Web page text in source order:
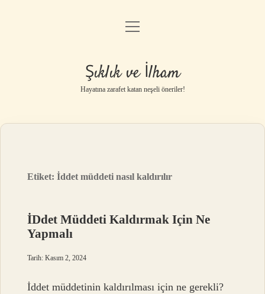
Anasayfa
Gizlilik Politikası
Yasal Uyarı
menüyü
Şıklık ve İlham
Hayatına zarafet katan neşeli öneriler!
Etiket:İddet müddeti nasıl kaldırılır
İDdet Müddeti Kaldırmak Için Ne
Yapmalı
Tarih: Kasım 2, 2024
İddet müddetinin kaldırılması için ne gerekli?